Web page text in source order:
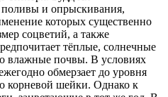
и опрыскивания,
которых существенно
соцветий, а также
тёплые, солнечные
влажные почвы. В условиях
обмерзает до уровня
корневой шейки. Однако к